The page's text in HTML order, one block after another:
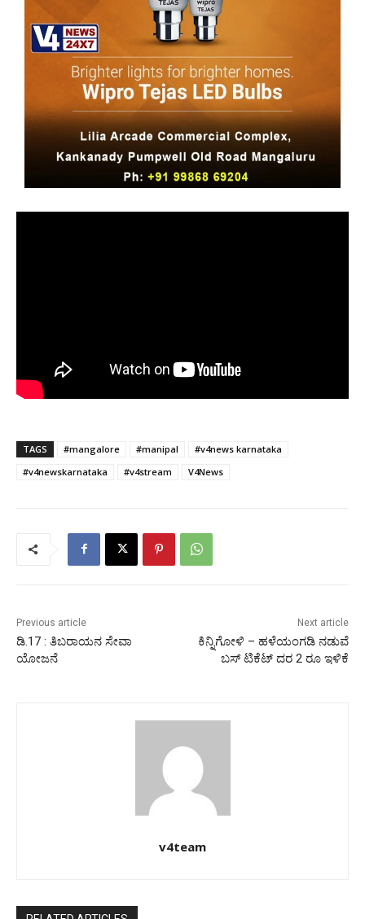
TAGS #mangalore #manipal
#v4news karnataka
#v4newskarnataka
#v4stream V4News
Previous article
ಡಿ.17 : ತಿಬರಾಯನ ಸೇವಾ
ಯೋಜನೆ
Next article
ಕಿನ್ನಿಗೋಳಿ – ಹಳೆಯಂಗಡಿ ನಡುವೆ
ಬಸ್ ಟಿಕೆಟ್ ದರ 2 ರೂ ಇಳಿಕೆ
v4team